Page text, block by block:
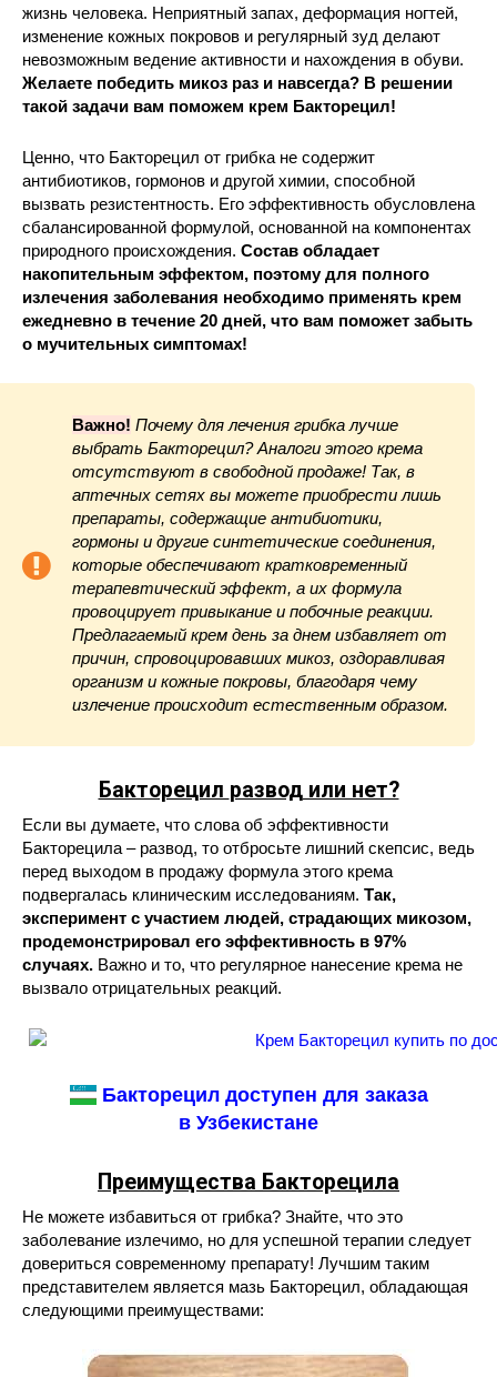
жизнь человека. Неприятный запах, деформация ногтей,
изменение кожных покровов и регулярный зуд делают
невозможным ведение активности и нахождения в обуви.
Желаете победить микоз раз и навсегда? В решении
такой задачи вам поможем крем Бакторецил!
Ценно, что Бакторецил от грибка не содержит
антибиотиков, гормонов и другой химии, способной
вызвать резистентность. Его эффективность обусловлена
сбалансированной формулой, основанной на компонентах
природного происхождения. Состав обладает
накопительным эффектом, поэтому для полного
излечения заболевания необходимо применять крем
ежедневно в течение 20 дней, что вам поможет забыть
о мучительных симптомах!
Важно! Почему для лечения грибка лучше
выбрать Бакторецил? Аналоги этого крема
отсутствуют в свободной продаже! Так, в
аптечных сетях вы можете приобрести лишь
препараты, содержащие антибиотики,
гормоны и другие синтетические соединения,
которые обеспечивают кратковременный
терапевтический эффект, а их формула
провоцирует привыкание и побочные реакции.
Предлагаемый крем день за днем избавляет от
причин, спровоцировавших микоз, оздоравливая
организм и кожные покровы, благодаря чему
излечение происходит естественным образом.
Бакторецил развод или нет?
Если вы думаете, что слова об эффективности
Бакторецила – развод, то отбросьте лишний скепсис, ведь
перед выходом в продажу формула этого крема
подвергалась клиническим исследованиям. Так,
эксперимент с участием людей, страдающих микозом,
продемонстрировал его эффективность в 97%
случаях. Важно и то, что регулярное нанесение крема не
вызвало отрицательных реакций.
Бакторецил доступен для заказа
в Узбекистане
Преимущества Бакторецила
Не можете избавиться от грибка? Знайте, что это
заболевание излечимо, но для успешной терапии следует
довериться современному препарату! Лучшим таким
представителем является мазь Бакторецил, обладающая
следующими преимуществами: